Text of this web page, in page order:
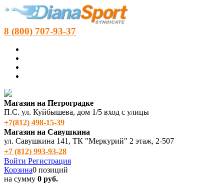
8 (800) 707-93-37
Магазин на Петроградке
П.С. ул. Куйбышева, дом 1/5 вход с улицы
+7(812) 498‑15-39
Магазин на Савушкина
ул. Савушкина 141, ТК "Меркурий" 2 этаж, 2-507
+7 (812) 993-93-28
Войти Регистрация
Корзина0 позиций
на сумму 0 руб.